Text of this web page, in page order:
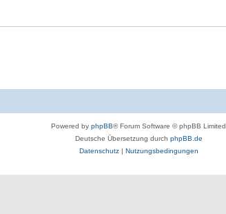
Powered by phpBB® Forum Software © phpBB Limited
Deutsche Übersetzung durch phpBB.de
Datenschutz| Nutzungsbedingungen